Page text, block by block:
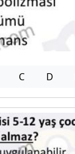
C D